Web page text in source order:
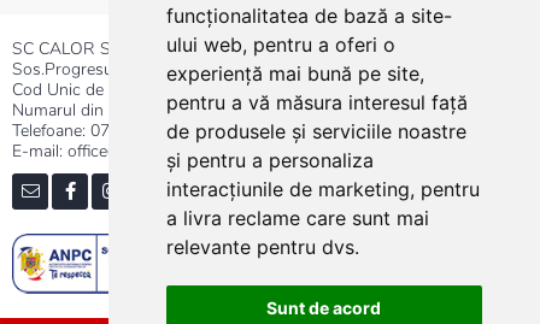
funcționalitatea de bază a site-
ului web, pentru a oferi o
experiență mai bună pe site,
pentru a vă măsura interesul față
de produsele și serviciile noastre
și pentru a personaliza
interacțiunile de marketing, pentru
a livra reclame care sunt mai
relevante pentru dvs.
Sunt de acord
SC CALOR SRL
Sos.Progresului nr.30-40, Sector 5, Bucuresti
Cod Unic de Inregistrare: RO 3004724
Numarul din Registrul Comertului:J40/13176/1991
Telefoane: 0737.23.44.44|021.411.44.44
E-mail: office@calor.ro